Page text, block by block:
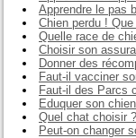
Apprendre le pas
Chien perdu !
Quelle race de
Choisir son
Donner des
Faut-il vacciner
Faut-il des Parcs
Eduquer son
Quel chat choisir ?
Peut-on changer